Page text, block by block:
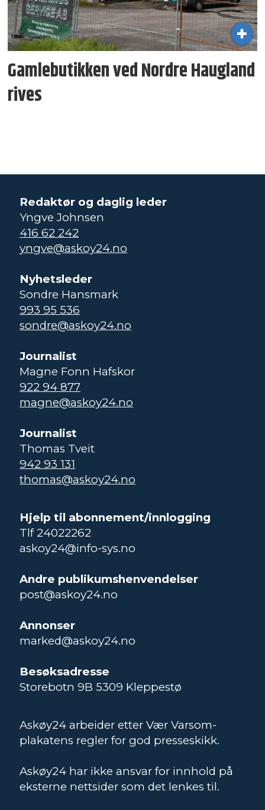
Gamlebutikken ved Nordre Haugland
rives
Redaktør og daglig leder
Yngve Johnsen
416 62 242
yngve@askoy24.no
Nyhetsleder
Sondre Hansmark
993 95 536
sondre@askoy24.no
Journalist
Magne Fonn Hafskor
922 94 877
magne@askoy24.no
Journalist
Thomas Tveit
942 93 131
thomas@askoy24.no
Hjelp til abonnement/innlogging
Tlf 24022262
askoy24@info-sys.no
Andre publikumshenvendelser
post@askoy24.no
Annonser
marked@askoy24.no
Besøksadresse
Storebotn 9B 5309 Kleppestø
Askøy24 arbeider etter Vær Varsom-
plakatens regler for god presseskikk.
Askøy24 har ikke ansvar for innhold på
eksterne nettsider som det lenkes til.